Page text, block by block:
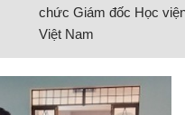
chức Giám đốc Học
Việt Nam